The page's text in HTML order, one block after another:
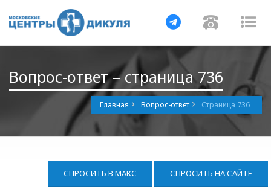
Навигация
Вопрос-ответ – страница 736
Главная Вопрос-ответ Страница 736
СПРОСИТЬ В МАКС СПРОСИТЬ НА САЙТЕ